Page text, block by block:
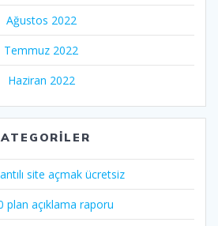
Ağustos 2022
Temmuz 2022
Haziran 2022
site açmak ücretsiz
plan açıklama raporu